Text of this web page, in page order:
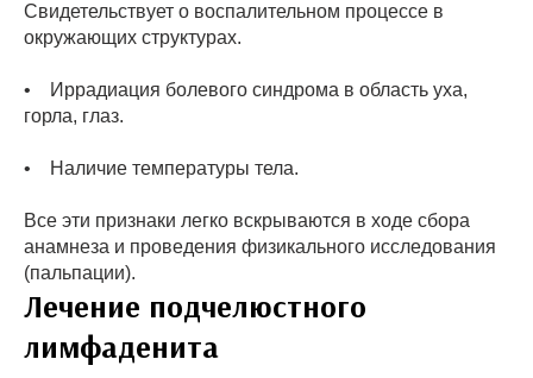
Свидетельствует о воспалительном процессе в
окружающих структурах.
• Иррадиация болевого синдрома в область уха,
горла, глаз.
• Наличие температуры тела.
Все эти признаки легко вскрываются в ходе сбора
анамнеза и проведения физикального исследования
(пальпации).
Лечение подчелюстного
лимфаденита